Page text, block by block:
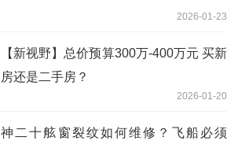
2026-01-23
【新视野】总价预算300万-400万元 买新
房还是二手房？
2026-01-20
神二十舷窗裂纹如何维修？飞船必须